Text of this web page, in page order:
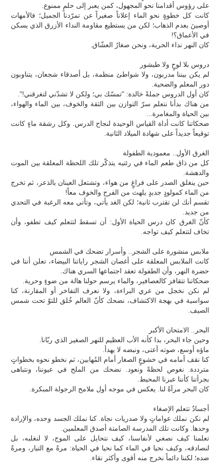
على رؤوس أقدامنا نحو المجهول، كمن يعبر إلى حلمٍ ممنوع.
كانت كل خطوةٍ نحو الماء إعلاناً صغيراً عن تمرّدنا الجميل؛ فالأمهات
أوصينَ بعدم الذهاب؛ لكن من يستطيع مقاومة النداء الأزرق الذي يسكن
في الأعماق؟!
كان النهر نداء الحرية، ونحن صغارُ العشّاق.
دروس بلا لوحٍ ولا طبشور
لم يكن بيننا مدربون، ولا شواطئ منظمة، بل أصدقاء شجعان، يتناوبون
دور المعلم والضحية.
كان أول الدروس جملةً خالدة: "تمسّك بي؛ ولكن لا تشدّني لتغرقني!".
من هناك بدأنا نتعلم سرّ التوازن بين الثقة والخوف، بين الماء والهواء،
بين الحياة والمغامرة...
ضحكاتنا كانت أداة القياس الوحيدة لنجاح الدرس. وكل رشقة ماءٍ كانت
توقيعاً جديداً على شهادة الميلاد الثانية.
الغرق الأول.. معمودية الطفولة
كل من ذاق طعم الماء في رئتيه يتذكّر تلك اللحظة المعلقة بين الموت
والدهشة.
حين ينغلق الصدر على فراغٍ من هواء، وتشتعل العينان بالذعر، ثم تخرج
من الماء كمولودٍ جديدٍ يلهث من الفرح والخوف معاً!
تقسم أنك لن تقترب ثانية؛ لكن الغد يأتي، وتأتي معه الرغبة في التحدي
من جديد.
كأنّ الغرق كان درس الحياة الأول: أن تسقط لتتعلم كيف تطفو، وأن
تخاف لتتعلم كيف تواجه.
ملابس منشورة على الشجر.. وأسرار تضحك في الشمس
كانت الملابس المعلقة على أغصان الشجر راياتنا البيضاء، تعلن أننا في
حضرة النهر، وأن الطفولة تعقد اجتماعها السري هناك.
ضحكاتنا تتقافز كالعصافير، والماء يرسم حولنا هالة من ضوءٍ وحرية.
لم نكن نخجل من عري البراءة، ولا نعرف التفاخر أو المقارنة، كنا
سواسية في بهجة الاكتشاف، نضحك كأنّ العالم خُلق للتوّ تحت شمس
الصيف.
البحر.. الامتحان الأكبر
وحين جاء البحر، بدا كأنه الأب العظيم للنهر الصغير الذي ربّانا.
ماؤه أوسع، صوته أعتى، ونبضه لا يهدأ.
كنا نقف أمامه في خشوعٍ الصغار أمام المُهابين، ثم نخطو نحوه بخطواتٍ
مترددة. نغوص لحظةً ونعود. نضحك من الملح في عيوننا، ونتباهى
بجرأتنا كأننا عبرنا المحيط.
كان البحر مرآةً لنا. يعكس في موجه أول ملامح الرجولة المبكرة.
أجسادٌ تتعلم الإصغاء
لم نكن نملك عواماتٍ ولا صدريات نجاة. كنا نملك الجسد وحده، والإرادة
وحدها. وكانت تلك المدرسة الصامتة أصدق المعلمين.
تعلمنا كيف نصغي لأنفاسنا، كيف نتحايل على الموج، لا لنغلبه، بل
لنصادقه، وكيف نحيا في الماء كما نحيا في الحياة: مرةً مع التيار، ومرةً
ضده؛ لكننا دائماً نخرج منه أقوى وأكثر نقاء.